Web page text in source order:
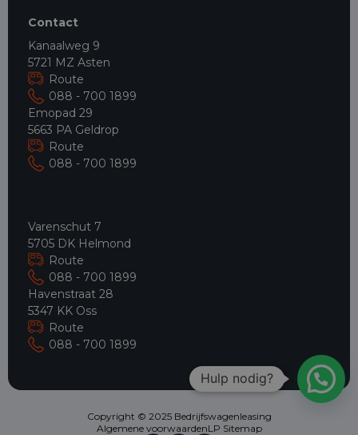
Contact
Kanaalweg 9
5721 MZ Asten
Route
088 - 700 1899
Emopad 29
5663 PA Geldrop
Route
088 - 700 1899
Varenschut 7
5705 DK Helmond
Route
088 - 700 1899
Havenstraat 28
5347 KK Oss
Route
088 - 700 1899
Copyright © 2025 Bedrijfswagenleasing
Algemene voorwaardenLP Sitemap
Hulp nodig?